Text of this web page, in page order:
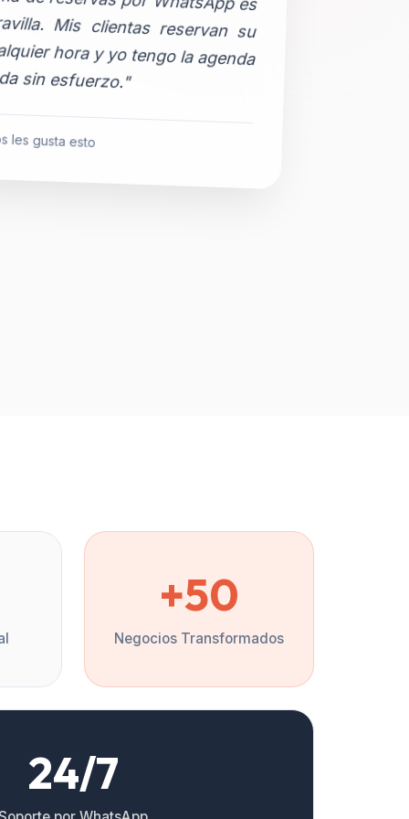
sin esfuerzo."
les gusta esto
+50
Negocios Transformados
24/7